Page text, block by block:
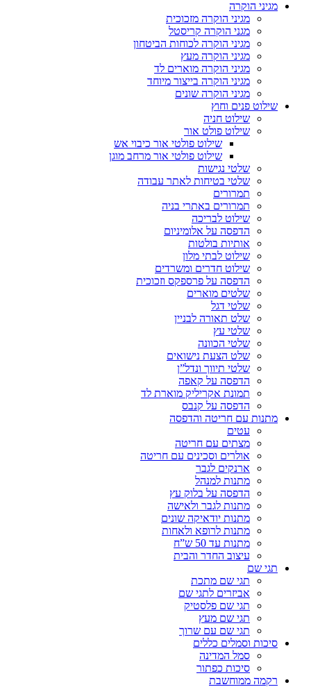
מגיני הוקרה
מגיני הוקרה מזכוכית
מגני הוקרה קריסטל
מגיני הוקרה לכוחות הביטחון
מגיני הוקרה מעץ
מגיני הוקרה מוארים לד
מגיני הוקרה בייצור מיוחד
מגיני הוקרה שונים
שילוט פנים וחוץ
שילוט חניה
שילוט פולט אור
שילוט פולטי אור כיבוי אש
שילוט פולטי אור מרחב מוגן
שלטי נגישות
שלטי בטיחות לאתר עבודה
תמרורים
תמרורים באתרי בניה
שילוט לבריכה
הדפסה על אלומיניום
אותיות בולטות
שילוט לבתי מלון
שילוט חדרים ומשרדים
הדפסה על פרספקס וזכוכית
שלטים מוארים
שלטי דגל
שלט תאורה לבניין
שלטי עץ
שלטי הכוונה
שלט הצעת נישואים
שלטי תיווך ונדל”ן
הדפסה על קאפה
תמונת אקריליק מוארת לד
הדפסה על קנבס
מתנות עם חריטה והדפסה
עטים
מצתים עם חריטה
אולרים וסכינים עם חריטה
ארנקים לגבר
מתנות למנהל
הדפסה על בלוק עץ
מתנות לגבר ולאישה
מתנות יודאיקה שונים
מתנות לרופא ולאחות
מתנות עד 50 ש”ח
עיצוב החדר והבית
תגי שם
תגי שם מתכת
אביזרים לתגי שם
תגי שם פלסטיק
תגי שם מעץ
תגי שם עם שרוך
סיכות וסמלים כללים
סמל המדינה
סיכות כפתור
רקמה ממוחשבת